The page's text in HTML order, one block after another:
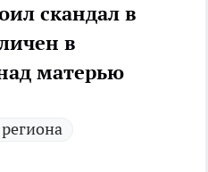
скандал в
в
матерью